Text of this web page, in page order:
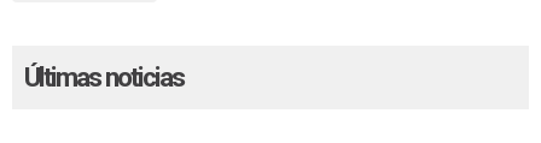
Últimas noticias